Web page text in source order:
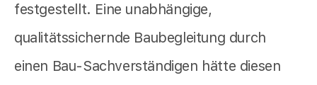
festgestellt. Eine unabhängige,
qualitätssichernde Baubegleitung durch
einen Bau-Sachverständigen hätte diesen